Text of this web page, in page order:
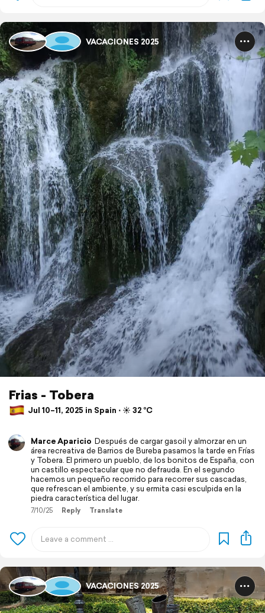
VACACIONES 2025
Frias - Tobera
Jul 10–11, 2025 in Spain ⋅ ☀️ 32 °C
Marce Aparicio Después de cargar gasoil y almorzar en un
área recreativa de Barrios de Bureba pasamos la tarde en Frías
y Tobera. El primero un pueblo, de los bonitos de España, con
un castillo espectacular que no defrauda. En el segundo
hacemos un pequeño recorrido para recorrer sus cascadas,
que refrescan el ambiente, y su ermita casi esculpida en la
piedra característica del lugar.
7/10/25 Reply Translate
VACACIONES 2025